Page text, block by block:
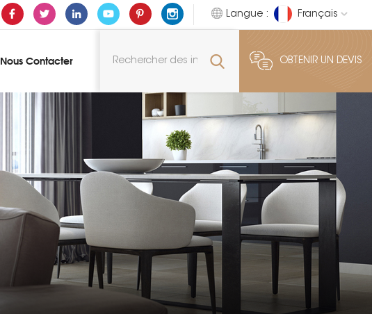
Langue : Français
OBTENIR UN DEVIS
Nous Contacter